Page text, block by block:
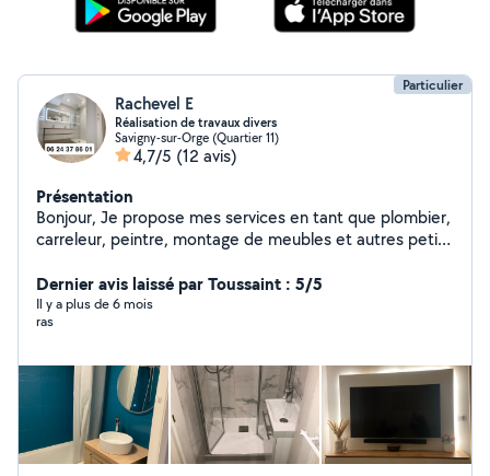
Particulier
Rachevel E
Réalisation de travaux divers
Savigny-sur-Orge (Quartier 11)
4,7/5 (12 avis)
Présentation
Bonjour, Je propose mes services en tant que plombier,
carreleur, peintre, montage de meubles et autres petits
conseille et réalise vos travaux de rénovation d'intérieur
avec soin, ponctualité et bonne humeur. Dans mon
profil vous trouverez en photo certaines de mes
ou bien par téléphone.
Dernier avis laissé par Toussaint : 5/5
Il y a plus de 6 mois
ras